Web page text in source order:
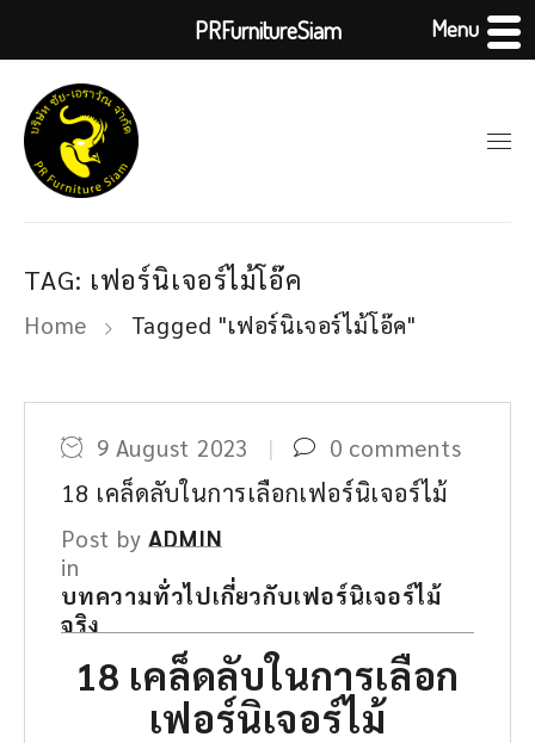
Home Tagged "เฟอร์นิเจอร์ไม้โอ๊ค"
TAG: เฟอร์นิเจอร์ไม้โอ๊ค
9 August 2023 0 comments
18 เคล็ดลับในการเลือกเฟอร์นิเจอร์ไม้
Post byADMIN
in
บทความทั่วไปเกี่ยวกับเฟอร์นิเจอร์ไม้
จริง
18 เคล็ดลับในการเลือก
เฟอร์นิเจอร์ไม้
PRFurnitureSiam Menu